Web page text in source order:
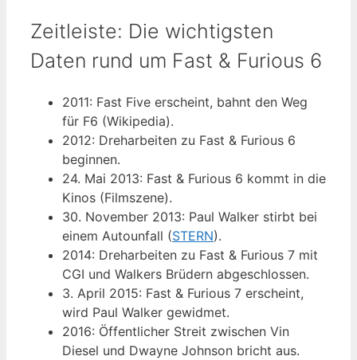
Zeitleiste: Die wichtigsten
Daten rund um Fast & Furious 6
2011: Fast Five erscheint, bahnt den Weg
für F6 (Wikipedia).
2012: Dreharbeiten zu Fast & Furious 6
beginnen.
24. Mai 2013: Fast & Furious 6 kommt in die
Kinos (Filmszene).
30. November 2013: Paul Walker stirbt bei
einem Autounfall (STERN).
2014: Dreharbeiten zu Fast & Furious 7 mit
CGI und Walkers Brüdern abgeschlossen.
3. April 2015: Fast & Furious 7 erscheint,
wird Paul Walker gewidmet.
2016: Öffentlicher Streit zwischen Vin
Diesel und Dwayne Johnson bricht aus.